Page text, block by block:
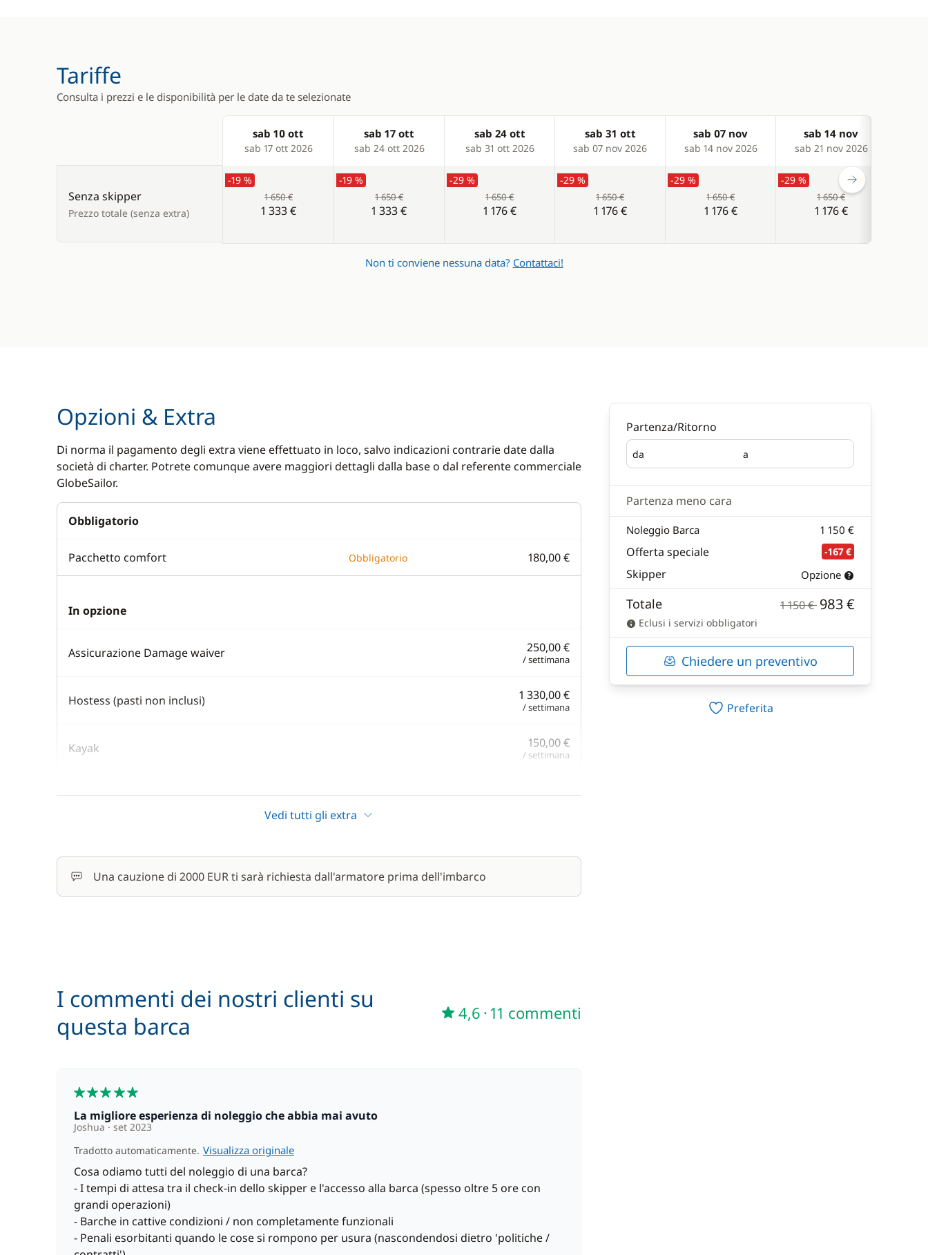
Tariffe
Consulta i prezzi e le disponibilità per le date da te selezionate
Products
sab 10 ott
sab 17 ott 2026
sab 17 ott
sab 24 ott 2026
sab 24 ott
sab 31 ott 2026
sab 31 ott
sab 07 nov 2026
sab 07 nov
sab 14 nov 2026
sab 14 nov
sab 21 nov 2026
Senza skipper
Prezzo totale (senza extra)
-19 %
1 650 €
1 333 €
-19 %
1 650 €
1 333 €
-29 %
1 650 €
1 176 €
-29 %
1 650 €
1 176 €
-29 %
1 650 €
1 176 €
-29 %
1 650 €
1 176 €
Non ti conviene nessuna data? Contattaci!
Opzioni & Extra
Di norma il pagamento degli extra viene effettuato in loco, salvo indicazioni contrarie date dalla
società di charter. Potrete comunque avere maggiori dettagli dalla base o dal referente commerciale
GlobeSailor.
Obbligatorio
Pacchetto comfort Obbligatorio 180,00 €
In opzione
Assicurazione Damage waiver 250,00 €
/ settimana
Hostess (pasti non inclusi) 1 330,00 €
/ settimana
Kayak 150,00 €
/ settimana
Motore fuoribordo
/ settimana
Vedi tutti gli extra
Una cauzione di 2000 EUR ti sarà richiesta dall'armatore prima dell'imbarco
I commenti dei nostri clienti su
questa barca
4,6 ·11 commenti
La migliore esperienza di noleggio che abbia mai avuto
Joshua set 2023
Tradotto automaticamente. Visualizza originale
Cosa odiamo tutti del noleggio di una barca?
- I tempi di attesa tra il check-in dello skipper e l'accesso alla barca (spesso oltre 5 ore con
grandi operazioni)
- Barche in cattive condizioni / non completamente funzionali
- Penali esorbitanti quando le cose si rompono per usura (nascondendosi dietro 'politiche /
Partenza/Ritorno
da
Partenza a
Ritorno
Partenza meno cara
Noleggio Barca 1 150 €
Offerta speciale -167 €
Skipper Opzione
Totale 1 150 € 983 €
Eclusi i servizi obbligatori
Chiedere un preventivo
Preferita